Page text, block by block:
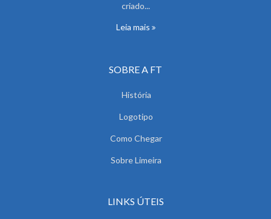
criado...
Leia mais
SOBRE A FT
História
Logotipo
Como Chegar
Sobre Limeira
LINKS ÚTEIS